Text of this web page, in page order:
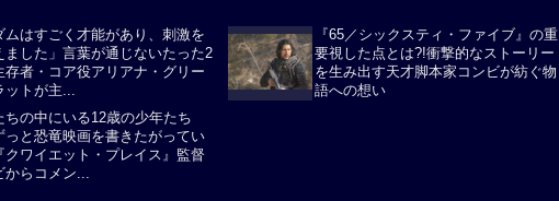
ムはすごく才能があり、刺激を
ました」言葉が通じないたった2
存者・コア役アリアナ・グリー
ットが主...
『65／シックスティ・ファイブ』の重
要視した点とは?!衝撃的なストーリー
を生み出す天才脚本家コンビが紡ぐ物
語への想い
ちの中にいる12歳の少年たち
っと恐竜映画を書きたがってい
クワイエット・プレイス』監督
からコメン...